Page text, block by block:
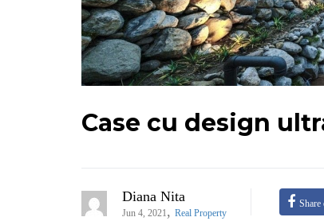
Case cu design
Diana Nita
Jun 4, 2021, Real Property
Share